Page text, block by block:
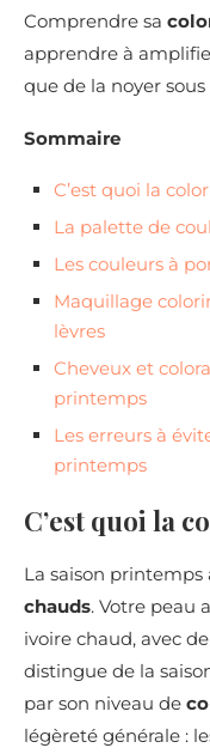
Comprendre sa
apprendre à
que de la noyer
Sommaire
C’est quoi la
La palette de
Les couleurs à
Maquillage
lèvres
Cheveux et
printemps
Les erreurs à
printemps
C’est quoi la
La saison
chauds. Votre peau
ivoire chaud, avec
distingue de la
par son niveau de
légèreté générale :